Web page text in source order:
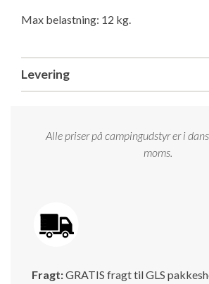
Isabella
GPDR - KG Camping
Max belastning: 12 kg.
Levering
Alle priser på campingudstyr er i
moms.
Fragt:GRATIS fragt til GLS